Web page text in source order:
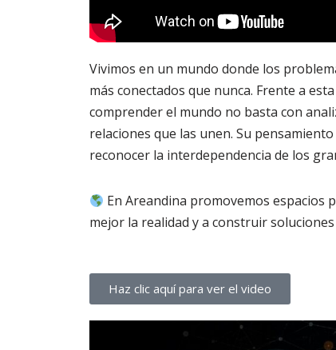
Vivimos en un mundo donde los
más conectados que nunca. Frente a
comprender el mundo no basta con
relaciones que las unen. Su
reconocer la interdependencia de los
En Areandina promovemos espacios
mejor la realidad y a construir
Haz clic aquí para ver el video